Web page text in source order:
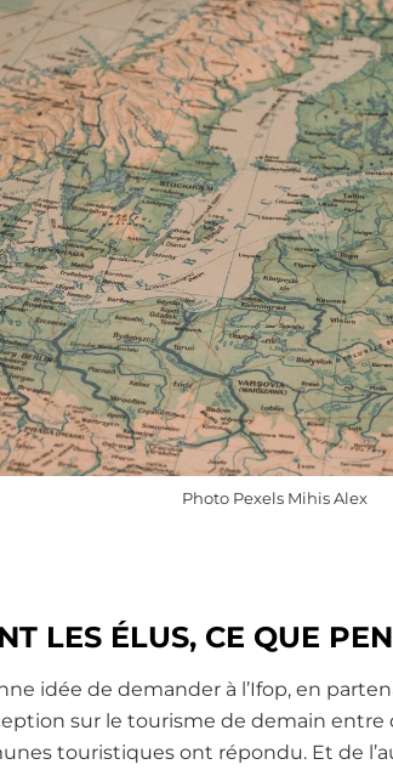
Photo Pexels Mihis Alex
LES ÉLUS, CE QUE
idée de demander à l’Ifop, en
sur le tourisme de demain entre
touristiques ont répondu. Et de